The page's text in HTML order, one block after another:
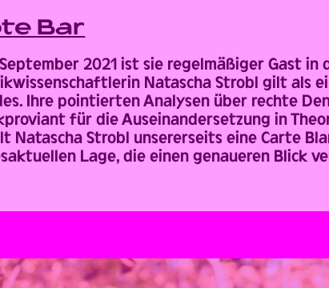
Bar
2021 ist sie regelmäßiger Gast in
Natascha Strobl gilt als
Ihre pointierten Analysen über rechte
für die Auseinandersetzung in
Natascha Strobl unsererseits eine Carte
Lage, die einen genaueren Blick